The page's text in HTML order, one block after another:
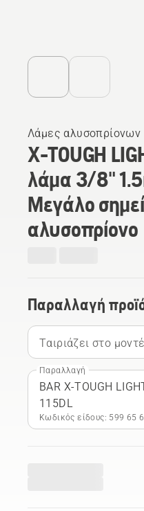
Λάμες αλυσοπρίονων
X-TOUGH
λάμα 3/8"
Μεγάλο
αλυσοπρίονο
Παραλλαγή
Ταιριάζει στο
Παραλλαγή
BAR X-TOUGH
115DL
Κωδικός είδους: 599 65